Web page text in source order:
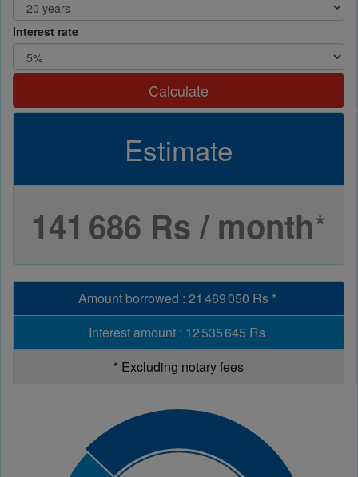
Interest rate
Calculate
Estimate
141 686 Rs / month*
Amount borrowed : 21 469 050 Rs*
Interest amount : 12 535 645 Rs
* Excluding notary fees